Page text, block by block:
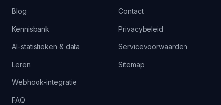
Blog
Kennisbank
AI-statistieken & data
Leren
Webhook-integratie
FAQ
Contact
Privacybeleid
Servicevoorwaarden
Sitemap